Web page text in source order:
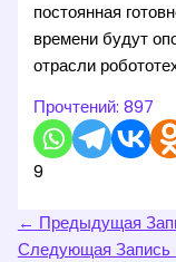
постоянная
времени будут
отрасли
Прочтений: 897
9
← Предыдущая
Следующая Запись